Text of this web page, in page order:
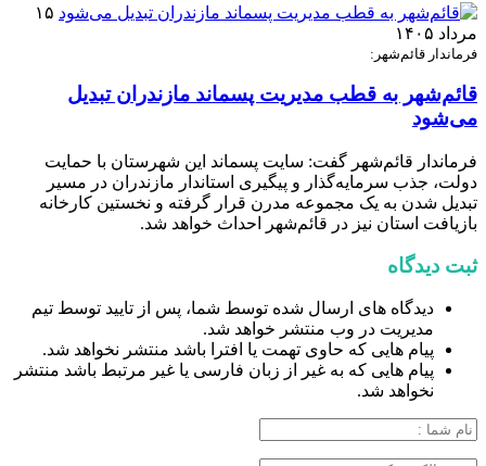
۱۵
مرداد ۱۴۰۵
فرماندار قائم‌شهر:
قائم‌شهر به قطب مدیریت پسماند مازندران تبدیل
می‌شود
فرماندار قائم‌شهر گفت: سایت پسماند این شهرستان با حمایت
دولت، جذب سرمایه‌گذار و پیگیری استاندار مازندران در مسیر
تبدیل شدن به یک مجموعه مدرن قرار گرفته و نخستین کارخانه
بازیافت استان نیز در قائم‌شهر احداث خواهد شد.
ثبت دیدگاه
دیدگاه های ارسال شده توسط شما، پس از تایید توسط تیم
مدیریت در وب منتشر خواهد شد.
پیام هایی که حاوی تهمت یا افترا باشد منتشر نخواهد شد.
پیام هایی که به غیر از زبان فارسی یا غیر مرتبط باشد منتشر
نخواهد شد.